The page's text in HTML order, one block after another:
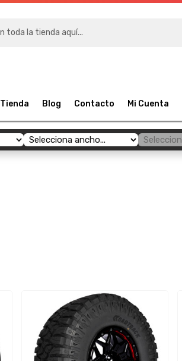
Tienda Blog Contacto Mi Cuenta